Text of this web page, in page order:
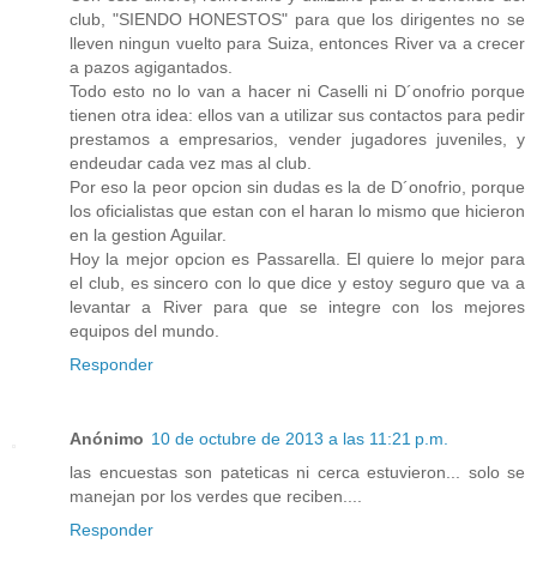
club, "SIENDO HONESTOS" para que los dirigentes no se
lleven ningun vuelto para Suiza, entonces River va a crecer
a pazos agigantados.
Todo esto no lo van a hacer ni Caselli ni D´onofrio porque
tienen otra idea: ellos van a utilizar sus contactos para pedir
prestamos a empresarios, vender jugadores juveniles, y
endeudar cada vez mas al club.
Por eso la peor opcion sin dudas es la de D´onofrio, porque
los oficialistas que estan con el haran lo mismo que hicieron
en la gestion Aguilar.
Hoy la mejor opcion es Passarella. El quiere lo mejor para
el club, es sincero con lo que dice y estoy seguro que va a
levantar a River para que se integre con los mejores
equipos del mundo.
Responder
Anónimo 10 de octubre de 2013 a las 11:21 p.m.
las encuestas son pateticas ni cerca estuvieron... solo se
manejan por los verdes que reciben....
Responder